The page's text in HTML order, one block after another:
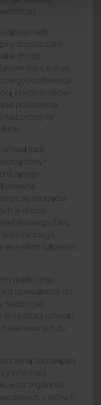
rady
dopuszczalne
w drodze
(faks, e-mail),
(konferencja
innych środków
posiedzenia,
nadzorczej nie
Rady
i
sporządza
w drodze
(faks,
wszystkim członkom
jego
upoważniony do
Nadzorczej
realizacji uchwał i
skierowanych do
są zobowiązani
informacji
w szczególności
o których